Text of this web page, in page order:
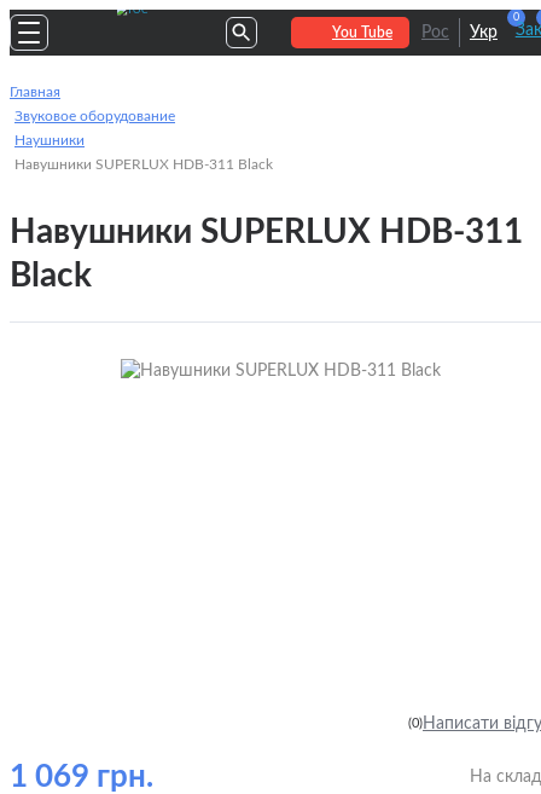
You Tube Рос Укр
0
Главная
Звуковое оборудование
Наушники
Навушники SUPERLUX HDB-311 Black
Навушники SUPERLUX HDB-311
Black
(0)Написати
1 069 грн. На